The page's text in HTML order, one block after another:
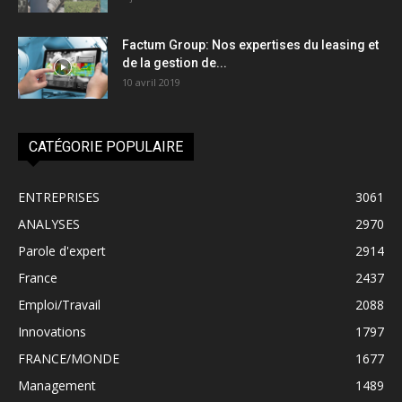
Factum Group: Nos expertises du leasing et
de la gestion de...
10 avril 2019
CATÉGORIE POPULAIRE
ENTREPRISES
3061
ANALYSES
2970
Parole d'expert
2914
France
2437
Emploi/Travail
2088
Innovations
1797
FRANCE/MONDE
1677
Management
1489